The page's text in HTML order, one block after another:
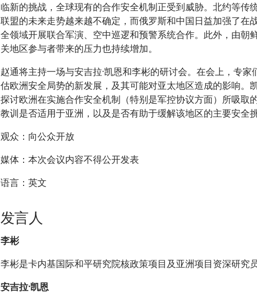
临新的挑战，全球现有的合作安全机制正受到威胁。北约等传
联盟的未来走势越来越不确定，而俄罗斯和中国日益加强了在
全领域开展联合军演、空中巡逻和预警系统合作。此外，由朝
关地区参与者带来的压力也持续增加。
赵通将主持一场与安吉拉·凯恩和李彬的研讨会。在会上，专家
估欧洲安全局势的新发展，及其可能对亚太地区造成的影响。
探讨欧洲在实施合作安全机制（特别是军控协议方面）所吸取
教训是否适用于亚洲，以及是否有助于缓解该地区的主要安全挑
观众：向公众开放
媒体：本次会议内容不得公开发表
语言：英文
发言人
李彬
李彬是卡内基国际和平研究院核政策项目及亚洲项目资深研究员
安吉拉·凯恩